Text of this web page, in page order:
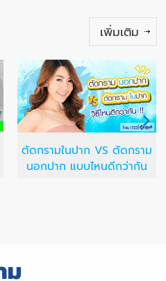
เพิ่มเติม
ตัดกรามในปาก VS ตัดกราม
นอกปาก แบบไหนดีกว่ากัน